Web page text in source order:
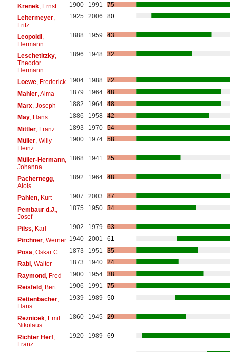
Krenek, Ernst 1900 1991
75
Leitermeyer,
Fritz
1925 2006 80
Leopoldi,
Hermann
1888 1959 43
Leschetitzky,
Theodor
Hermann
1896 1948 32
Loewe, Frederick 1904 1988
72
Mahler, Alma 1879 1964
48
Marx, Joseph 1882 1964
48
May, Hans 1886 1958
42
Mittler, Franz 1893 1970
54
Müller, Willy
Heinz
1900 1974 58
Müller-Hermann,
Johanna
1868 1941 25
Pachernegg,
Alois
1892 1964 48
Pahlen, Kurt 1907 2003
87
Pembaur d.J.,
Josef
1875 1950 34
Pilss , Karl 1902 1979
63
Pirchner, Werner 1940 2001
61
Posa , Oskar C. 1873 1951
35
Rabl, Walter 1873 1940
24
Raymond, Fred 1900 1954
38
Reisfeld, Bert 1906 1991
75
Rettenbacher,
Hans
1939 1989 50
Reznicek, Emil
Nikolaus
1860 1945 29
Richter Herf,
Franz
1920 1989 69